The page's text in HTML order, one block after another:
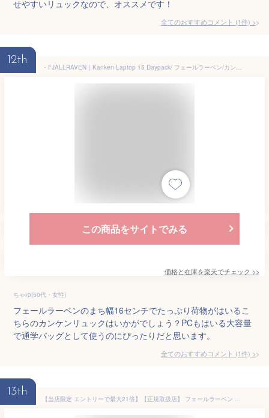
せやすいリュックなので、オススメです！
全てのおすすめコメント (1件) >
12th
・FJALLRAVEN｜Kanken Laptop 15 Daypack/ フェールラーベン/カンケン ラップトップ 15 デイパック リュック/ブラックベリー #
この商品をサイトでみる
価格と在庫を楽天でチェック >>
ちゃゆ(50代・女性)
フェールラーベンのまち幅16センチでたっぷり荷物がはいるこ
ちらのカンケンリュックはいかがでしょう？PCもはいる大容量
で通学バッグとして使うのにぴったりだと思います。
全てのおすすめコメント (1件) >
13th
【当店限定 エントリーで最大21倍】【正規取扱店】 フェールラーベン リュック レディース メンズ FJALL RAVEN カンケン 通勤 通学 軽量 A4 おしゃれ かわいい バッグ カジュアル ブランド 高校生 学生 軽い 手持ち 耐水 2WAY 16L KANKEN 23510